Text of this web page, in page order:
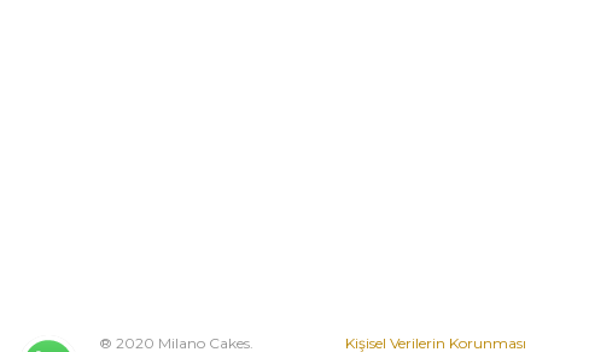
® 2020 Milano Cakes. Kişisel Verilerin Korunması